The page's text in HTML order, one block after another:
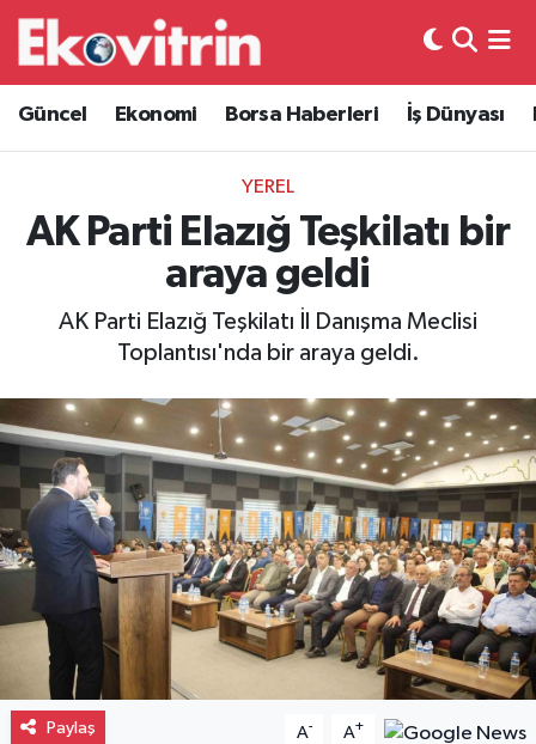
Güncel Ekonomi Borsa Haberleri İş Dünyası
YEREL
AK Parti Elazığ Teşkilatı bir
araya geldi
AK Parti Elazığ Teşkilatı İl Danışma Meclisi
Toplantısı'nda bir araya geldi.
Paylaş A- A+
Güncel
Ekonomi
Borsa Haberleri
Lojistik
Otovitrin
Asayiş
Magazin
Gayrimenkul
Spor
Eğitim
Hava Durumu
Trafik Durumu
Süper Lig Puan Durumu ve Fikstür
Tüm Manşetler
Son Dakika Haberleri
Haber Arşivi